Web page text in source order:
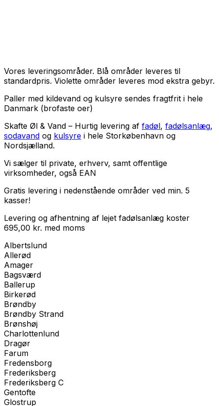
Vores leveringsområder. Blå områder leveres til
standardpris. Violette områder leveres mod ekstra gebyr.
Paller med kildevand og kulsyre sendes fragtfrit i hele
Danmark (brofaste oer)
Skafte Øl & Vand – Hurtig levering af fadøl, fadølsanlæg,
sodavand og kulsyre i hele Storkøbenhavn og
Nordsjælland.
Vi sælger til private, erhverv, samt offentlige
virksomheder, også EAN
Gratis levering i nedenstående områder ved min. 5
kasser!
Levering og afhentning af lejet fadølsanlæg koster
695,00 kr. med moms
Albertslund
Allerød
Amager
Bagsværd
Ballerup
Birkerød
Brøndby
Brøndby Strand
Brønshøj
Charlottenlund
Dragør
Farum
Fredensborg
Frederiksberg
Frederiksberg C
Gentofte
Glostrup